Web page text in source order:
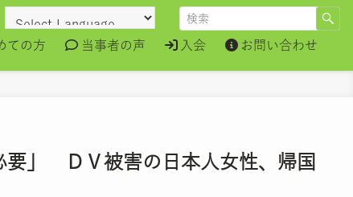
ての方 当事者の声 入会 お問い合わせ
」 ＤＶ被害の日本人女性、帰国